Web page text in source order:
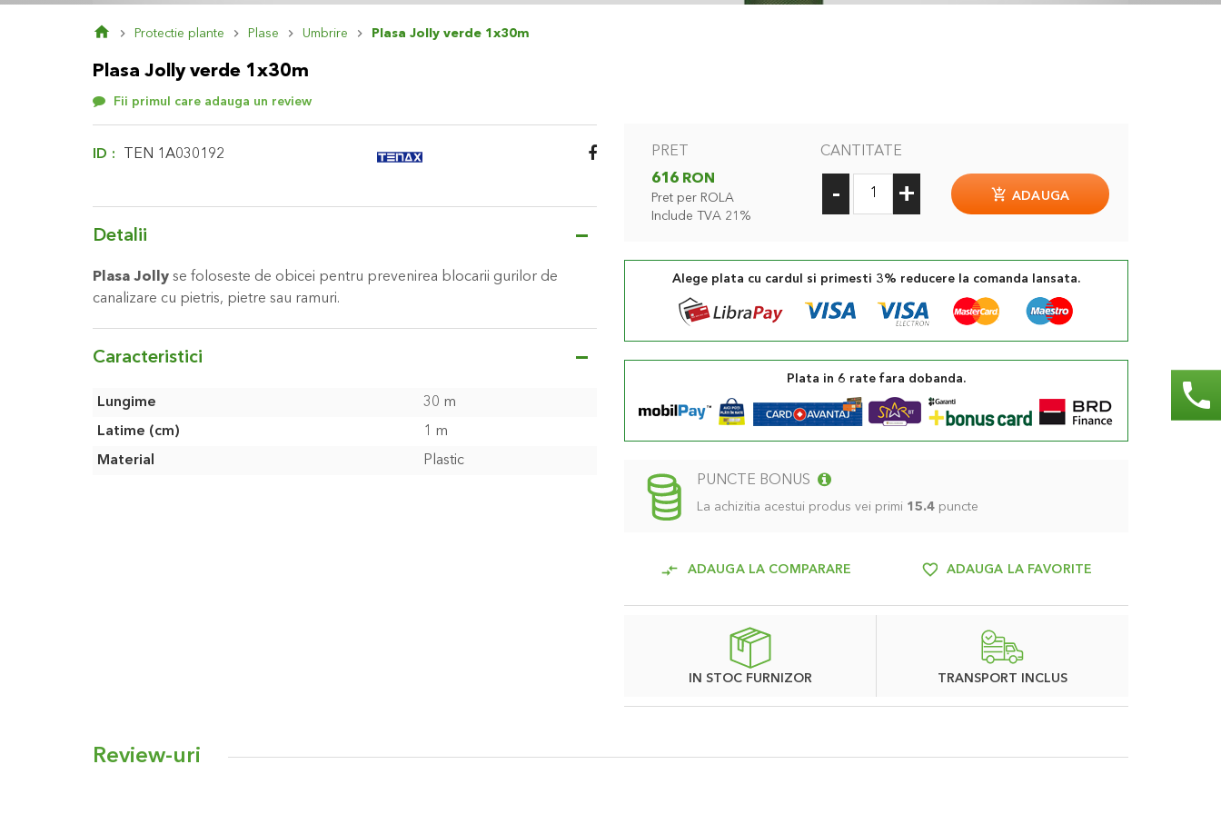
Protectie plante Plase Umbrire Plasa Jolly verde 1x30m
Plasa Jolly verde 1x30m
Fii primul care adauga un review
PRET
616 RON
Pret per ROLA
Include TVA 21%
CANTITATE
- + ADAUGA
Alege plata cu cardul si primesti 3% reducere la comanda lansata.
Plata in 6 rate fara dobanda.
PUNCTE BONUS
La achizitia acestui produs vei primi 15.4 puncte
ADAUGA LA COMPARARE ADAUGA LA FAVORITE
IN STOC FURNIZOR TRANSPORT INCLUS
ID TEN 1A030192
Detalii
Plasa Jolly se foloseste de obicei pentru prevenirea blocarii gurilor de
canalizare cu pietris, pietre sau ramuri.
Caracteristici
Caracteristici
Lungime
30 m
Latime (cm)
1 m
Material
Plastic
Review-uri
phone